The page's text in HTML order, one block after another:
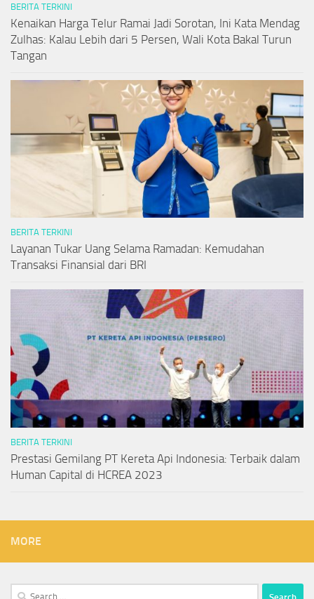
BERITA TERKINI
Kenaikan Harga Telur Ramai Jadi Sorotan, Ini Kata Mendag
Zulhas: Kalau Lebih dari 5 Persen, Wali Kota Bakal Turun
Tangan
BERITA TERKINI
Layanan Tukar Uang Selama Ramadan: Kemudahan
Transaksi Finansial dari BRI
BERITA TERKINI
Prestasi Gemilang PT Kereta Api Indonesia: Terbaik dalam
Human Capital di HCREA 2023
MORE
Search